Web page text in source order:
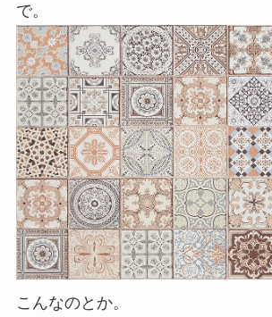
で。
こんなのとか。